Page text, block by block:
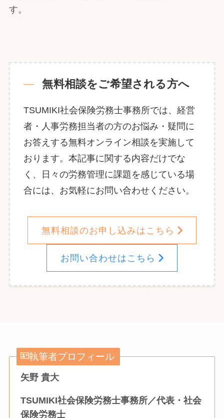
す。
無料相談をご希望される方へ
TSUMIKI社会保険労務士事務所では、経営
者・人事労務担当者の方のお悩み・疑問に
お答えする無料オンライン相談を実施して
おります。本記事に関する内容だけでな
く、日々の労務管理に課題を感じている場
合には、お気軽にお問い合わせください。
無料相談のお申し込みはこちら
お問い合わせはこちら
執筆者プロフィール
矢野 貴大
TSUMIKI社会保険労務士事務所／代表・社会
保険労務士